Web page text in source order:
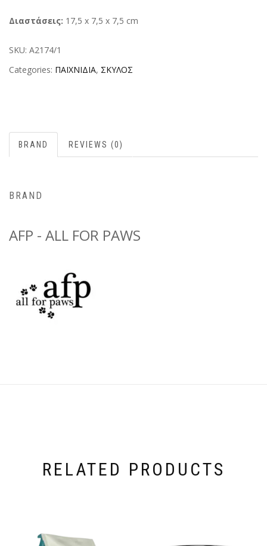
Διαστάσεις: 17,5 x 7,5 x 7,5 cm
SKU: A2174/1
Categories: ΠΑΙΧΝΙΔΙΑ, ΣΚΥΛΟΣ
BRAND REVIEWS (0)
BRAND
AFP - ALL FOR PAWS
RELATED PRODUCTS